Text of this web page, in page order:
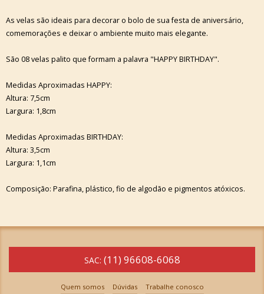
As velas são ideais para decorar o bolo de sua festa de aniversário,
comemorações e deixar o ambiente muito mais elegante.
São 08 velas palito que formam a palavra "HAPPY BIRTHDAY".
Medidas Aproximadas HAPPY:
Altura: 7,5cm
Largura: 1,8cm
Medidas Aproximadas BIRTHDAY:
Altura: 3,5cm
Largura: 1,1cm
Composição: Parafina, plástico, fio de algodão e pigmentos atóxicos.
SAC: (11) 96608-6068
Quem somos Dúvidas Trabalhe conosco